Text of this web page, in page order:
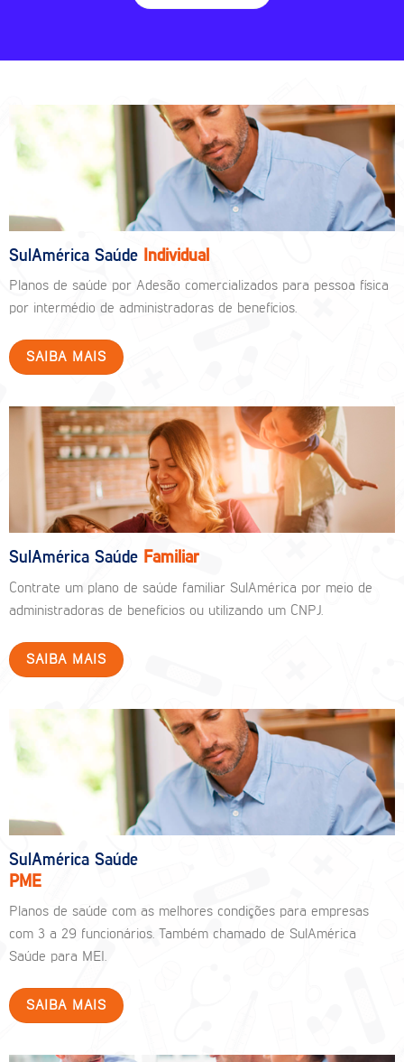
SulAmérica Saúde Individual
Planos de saúde por Adesão comercializados para pessoa física
por intermédio de administradoras de benefícios.
SAIBA MAIS
SulAmérica Saúde Familiar
Contrate um plano de saúde familiar SulAmérica por meio de
administradoras de benefícios ou utilizando um CNPJ.
SAIBA MAIS
SulAmérica Saúde
PME
Planos de saúde com as melhores condições para empresas
com 3 a 29 funcionários. Também chamado de SulAmérica
Saúde para MEI.
SAIBA MAIS